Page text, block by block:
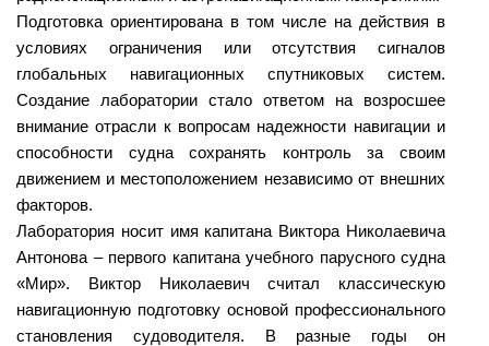
Подготовка ориентирована в том числе на действия в
условиях ограничения или отсутствия сигналов
глобальных навигационных спутниковых систем.
Создание лаборатории стало ответом на возросшее
внимание отрасли к вопросам надежности навигации и
способности судна сохранять контроль за своим
движением и местоположением независимо от внешних
факторов.
Лаборатория носит имя капитана Виктора Николаевича
Антонова – первого капитана учебного парусного судна
«Мир». Виктор Николаевич считал классическую
навигационную подготовку основой профессионального
становления судоводителя. В разные годы он